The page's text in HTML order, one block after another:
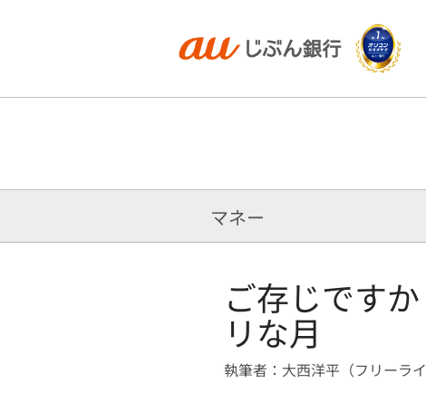
マネー
ご存じです
リな月
執筆者：大西洋平（フリーライ